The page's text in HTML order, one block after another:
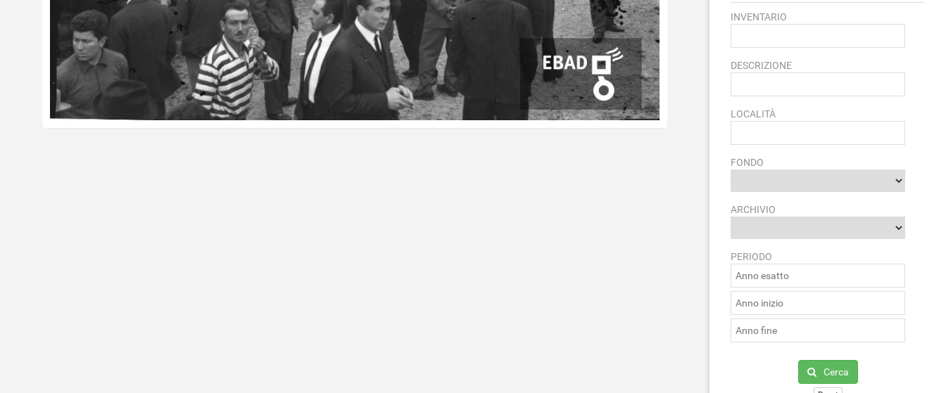
INVENTARIO
DESCRIZIONE
LOCALITÀ
FONDO
ARCHIVIO
PERIODO
Cerca